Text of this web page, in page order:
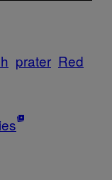
prater Red